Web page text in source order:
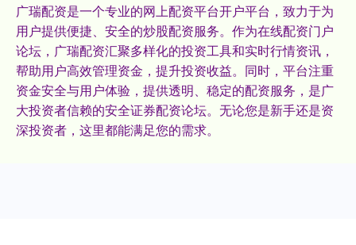
广瑞配资是一个专业的网上配资平台开户平台，致力于为
用户提供便捷、安全的炒股配资服务。作为在线配资门户
论坛，广瑞配资汇聚多样化的投资工具和实时行情资讯，
帮助用户高效管理资金，提升投资收益。同时，平台注重
资金安全与用户体验，提供透明、稳定的配资服务，是广
大投资者信赖的安全证券配资论坛。无论您是新手还是资
深投资者，这里都能满足您的需求。